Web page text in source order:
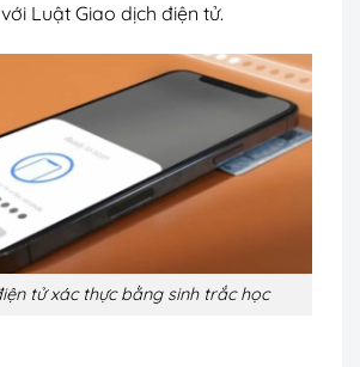
Luật Giao dịch điện tử.
tử xác thực bằng sinh trắc học